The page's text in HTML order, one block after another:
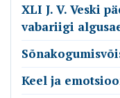
XLI J. V. Veski
vabariigi
Keel ja